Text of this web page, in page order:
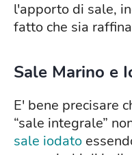
l'apporto di sale,
fatto che sia
Sale Marino e
E' bene precisare
“sale integrale”
sale iodato